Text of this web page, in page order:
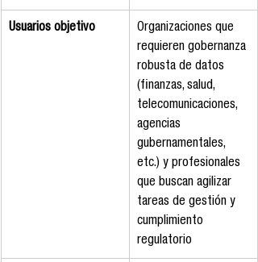
Usuarios objetivo
Organizaciones que
requieren gobernanza
robusta de datos
(finanzas, salud,
telecomunicaciones,
agencias
gubernamentales,
etc.) y profesionales
que buscan agilizar
tareas de gestión y
cumplimiento
regulatorio